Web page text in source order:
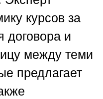
курсов за
договора и
между теми
предлагает